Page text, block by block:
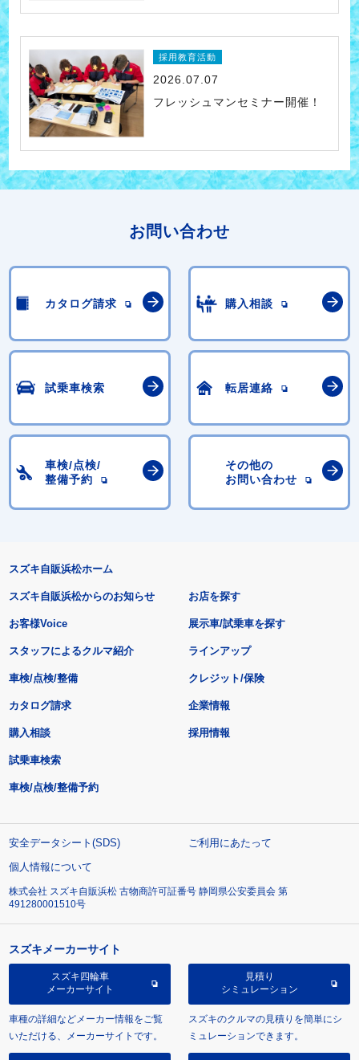
採用教育活動
2026.07.07
フレッシュマンセミナー開催！
お問い合わせ
カタログ請求 購入相談
試乗車検索 転居連絡
車検/点検/
整備予約
その他の
お問い合わせ
スズキ自販浜松ホーム
スズキ自販浜松からのお知らせ
お客様Voice
スタッフによるクルマ紹介
お店を探す
展示車/試乗車を探す
ラインアップ
車検/点検/整備 クレジット/保険
カタログ請求
購入相談
試乗車検索
車検/点検/整備予約
企業情報
採用情報
安全データシート(SDS)
ご利用にあたって
個人情報について
株式会社 スズキ自販浜松 古物商許可証番号 静岡県公安委員会 第
491280001510号
スズキメーカーサイト
スズキ四輪車
メーカーサイト
車種の詳細などメーカー情報をご覧
いただける、メーカーサイトです。
見積り
シミュレーション
スズキのクルマの見積りを簡単にシ
ミュレーションできます。